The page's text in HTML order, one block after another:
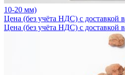
10-20 мм)
Цена (без учёта НДС) с доставкой
Цена (без учёта НДС) с доставкой